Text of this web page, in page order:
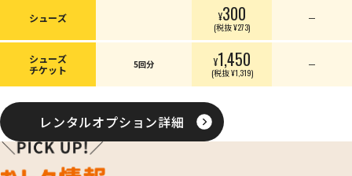
シューズ ¥300
(税抜 ¥273)
ー
シューズ
チケット
5回分 ¥1,450
(税抜 ¥1,319)
ー
レンタルオプション詳細